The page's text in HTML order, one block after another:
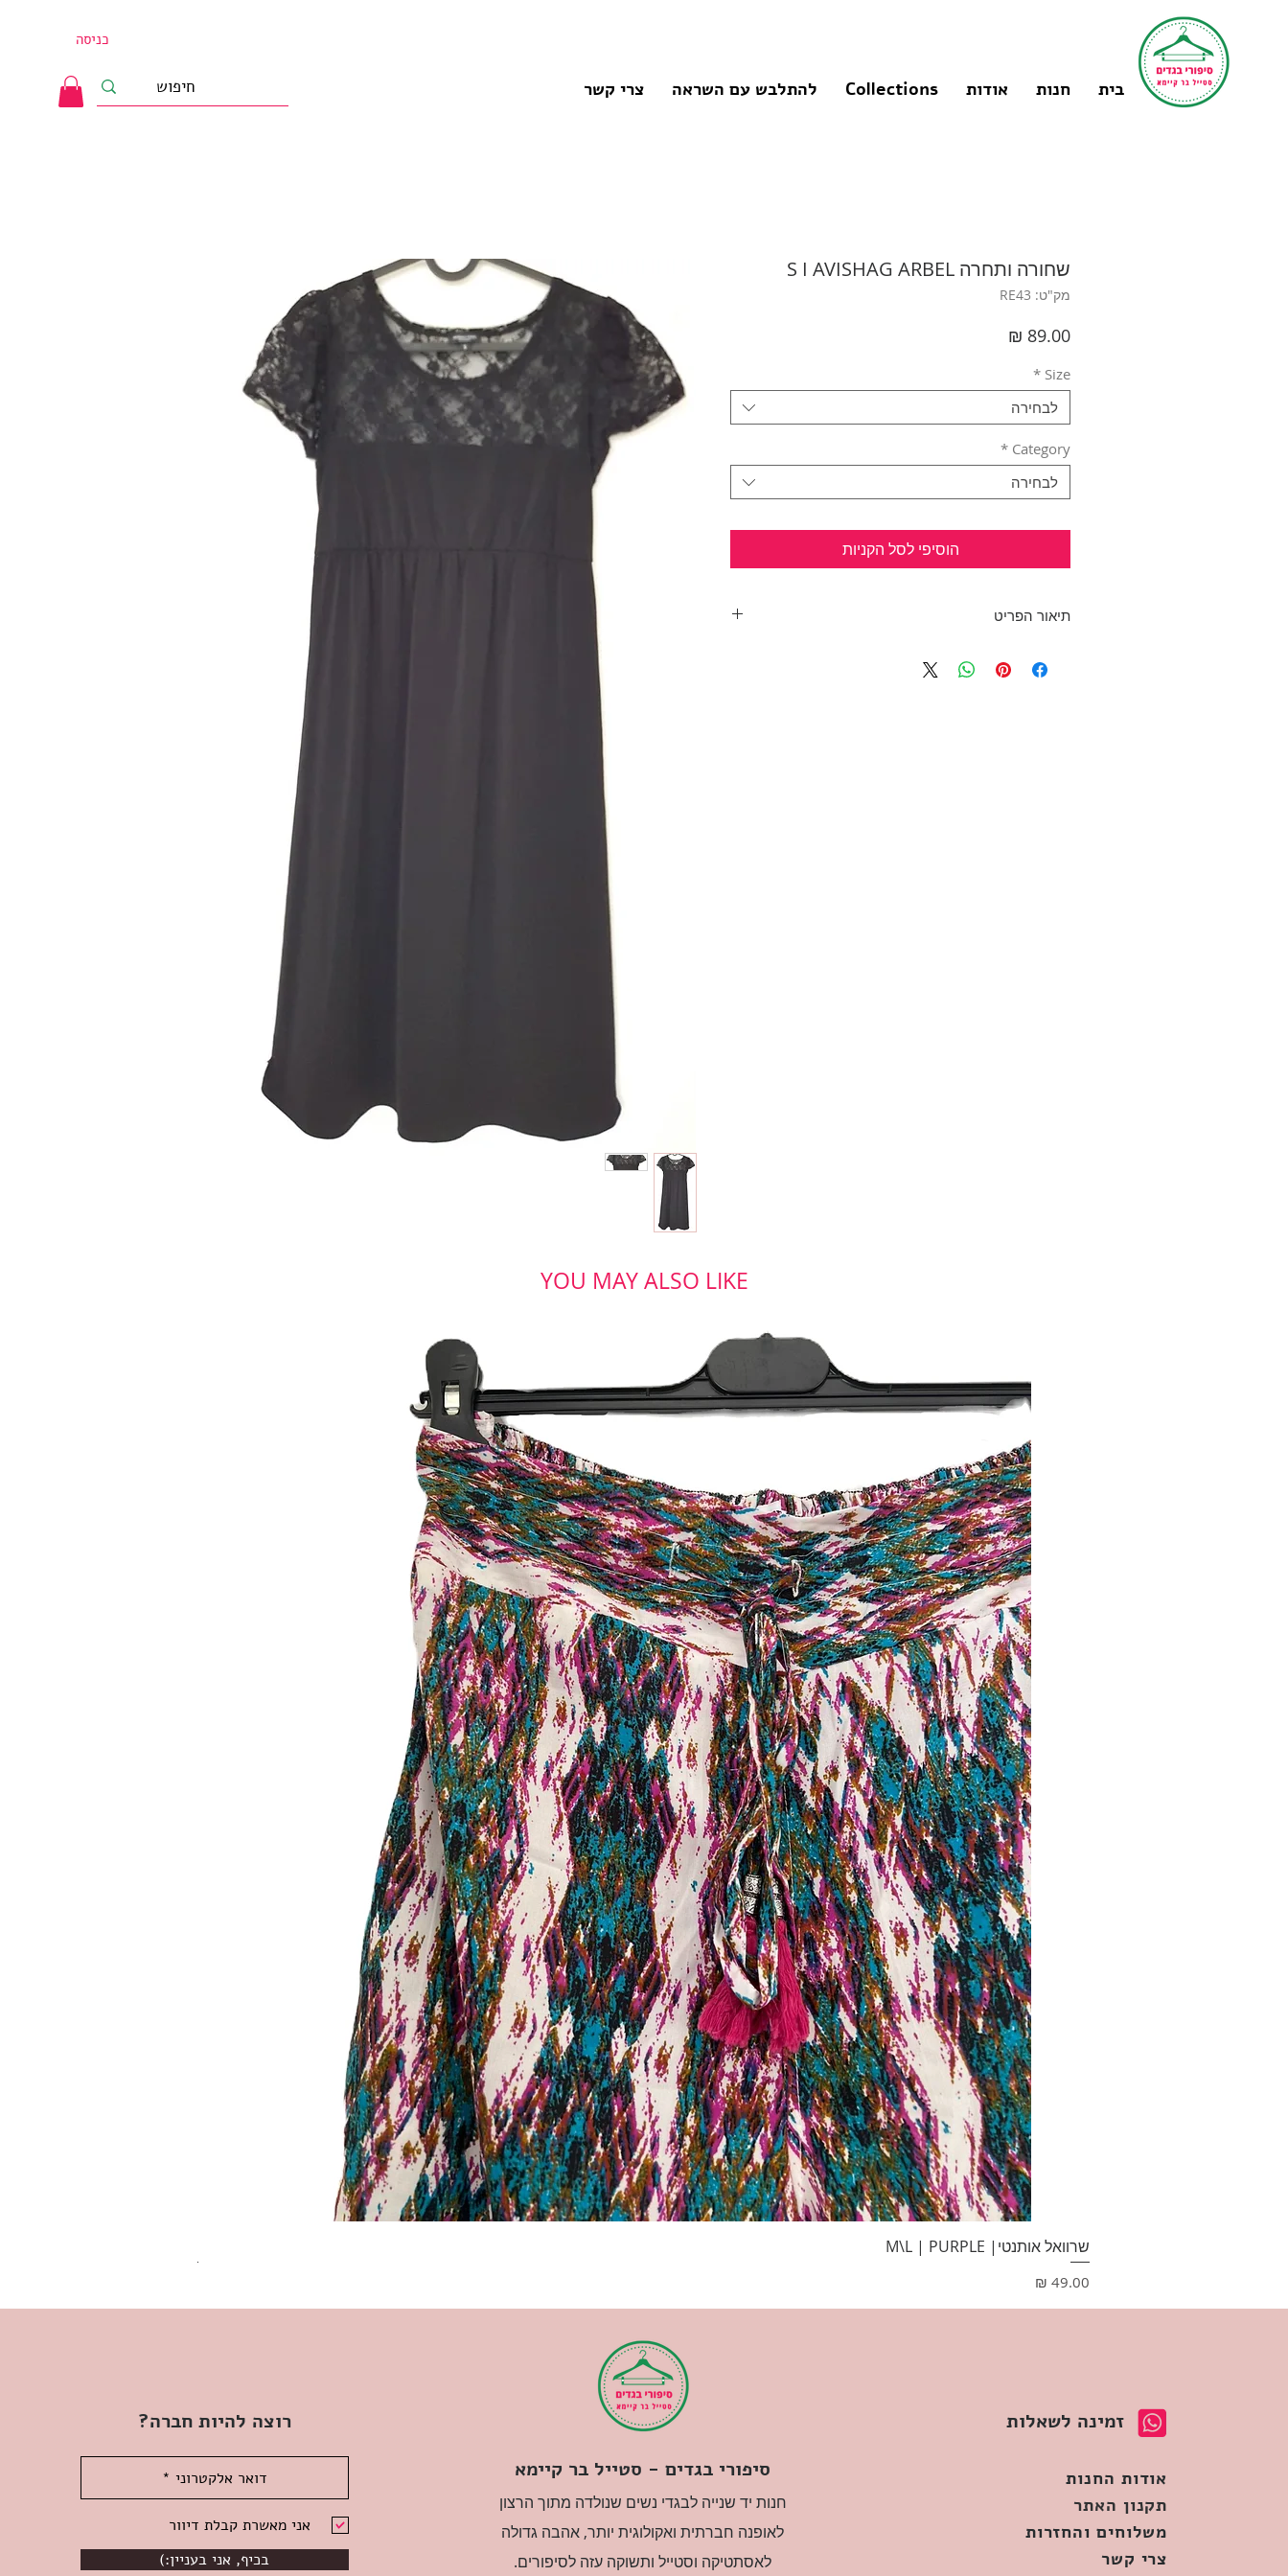
כניסה
בית חנות אודות Collections להתלבש עם השראה צרי קשר
שחורה ותחרה S I AVISHAG ARBEL
מק"ט: RE43
Size
*
לבחירה
Category
*
לבחירה
הוסיפי לסל הקניות
תיאור הפריט
מתאימה 24/7.
YOU MAY ALSO LIKE
שרוואל אותנטי| M\L | PURPLE
מחיר
רוצה להיות חברה?
אני מאשרת קבלת דיוור
(:בכיף, אני בעניין
סיפורי בגדים - סטייל בר קיימא
חנות יד שנייה לבגדי נשים שנולדה מתוך הרצון
לאופנה חברתית ואקולוגית יותר, אהבה גדולה
לאסתטיקה וסטייל ותשוקה עזה לסיפורים.
זמינה לשאלות
אודות החנות
תקנון האתר
משלוחים והחזרות
צרי קשר